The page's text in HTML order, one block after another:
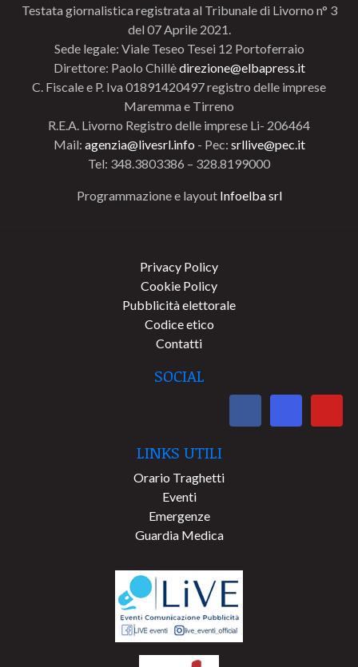
Testata giornalistica registrata al Tribunale di Livorno n° 3
del 07 Aprile 2021.
Sede legale: Viale Teseo Tesei 12 Portoferraio
Direttore: Paolo Chillèdirezione@elbapress.it
C. Fiscale e P. Iva 01891420497 registro delle imprese
Maremma e Tirreno
R.E.A. Livorno Registro delle imprese Li- 206464
Mail: agenzia@livesrl.info - Pec: srllive@pec.it
Tel: 348.3803386 – 328.8199000
Programmazione e layout Infoelba srl
Privacy Policy
Cookie Policy
Pubblicità elettorale
Codice etico
Contatti
SOCIAL
LINKS UTILI
Orario Traghetti
Eventi
Emergenze
Guardia Medica